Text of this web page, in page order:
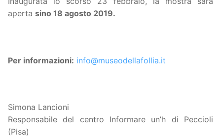
aperta sino 18 agosto 2019.
Per informazioni: info@museodellafollia.it
Simona Lancioni
Responsabile del centro Informare un’h di Peccioli
(Pisa)